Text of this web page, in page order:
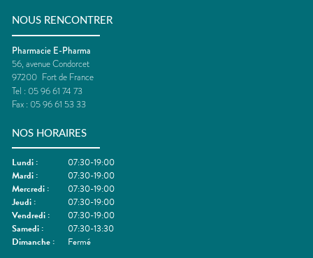
NOUS RENCONTRER
Pharmacie E-Pharma
56, avenue Condorcet
97200 Fort de France
Tel : 05 96 61 74 73
Fax : 05 96 61 53 33
NOS HORAIRES
Lundi :
07:30-19:00
Mardi :
07:30-19:00
Mercredi :
07:30-19:00
Jeudi :
07:30-19:00
Vendredi :
07:30-19:00
Samedi :
07:30-13:30
Dimanche : Fermé